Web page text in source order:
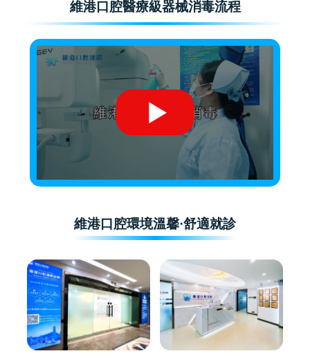
維港口腔醫療級器械消毒流程
維港口腔環境溫馨·舒適就診